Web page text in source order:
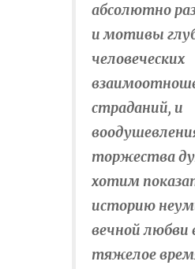
абсолютно
и мотивы
человеческих
страданий, и
торжества
хотим
историю
вечной любви
тяжелое